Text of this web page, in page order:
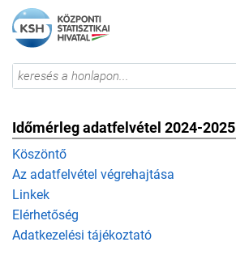
Időmérleg adatfelvétel 2024-2025
Köszöntő
Az adatfelvétel végrehajtása
Linkek
Elérhetőség
Adatkezelési tájékoztató